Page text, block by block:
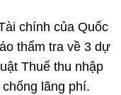
chính của Quốc
thẩm tra về 3 dự
Thuế thu nhập
lãng phí.